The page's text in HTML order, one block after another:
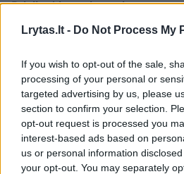
Lrytas.lt - Do Not Process My
If you wish to opt-out of the sale,
processing of your personal or
targeted advertising by us, please
section to confirm your selection.
opt-out request is processed you
interest-based ads based on
us or personal information
your opt-out. You may separately
Prisijunkite prie registruotų
bendruomenės ir
Rodyti
Prisijungti